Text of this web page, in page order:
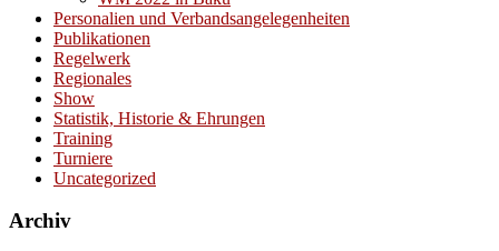
Personalien und Verbandsangelegenheiten
Publikationen
Regelwerk
Regionales
Show
Statistik, Historie & Ehrungen
Training
Turniere
Uncategorized
Archiv